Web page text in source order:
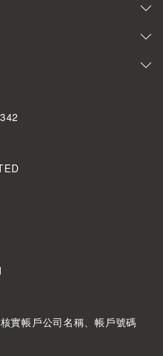
實帳戶公司名稱、帳戶號碼